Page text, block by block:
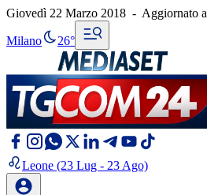
Giovedì 22 Marzo 2018 - Aggiornato
Milano 26°
Leone (23 Lug - 23 Ago)